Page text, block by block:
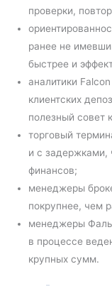
проверки,
ранее не
быстрее и
аналитики
клиентских
полезный совет
торговый
и с задержками,
финансов;
менеджеры
покрупнее, чем
менеджеры
в процессе
крупных сумм.